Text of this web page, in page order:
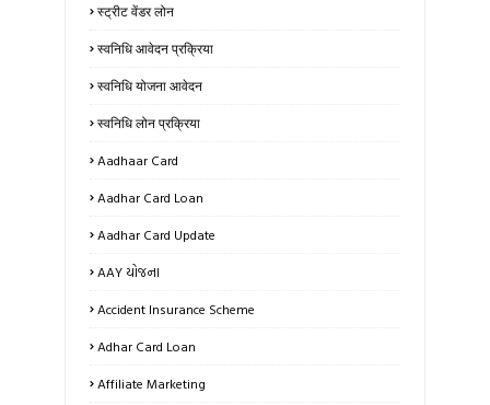
स्ट्रीट वेंडर लोन
स्वनिधि आवेदन प्रक्रिया
स्वनिधि योजना आवेदन
स्वनिधि लोन प्रक्रिया
Aadhaar Card
Aadhar Card Loan
Aadhar Card Update
AAY યોજના
Accident Insurance Scheme
Adhar Card Loan
Affiliate Marketing